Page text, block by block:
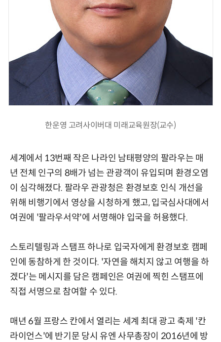
한운영 고려사이버대 미래교육원장(교수)
세계에서 13번째 작은 나라인 남태평양의 팔라우는 매
년 전체 인구의 8배가 넘는 관광객이 유입되며 환경오염
이 심각해졌다. 팔라우 관광청은 환경보호 인식 개선을
위해 비행기에서 영상을 시청하게 했고, 입국심사대에서
여권에 '팔라우서약'에 서명해야 입국을 허용했다.
스토리텔링과 스탬프 하나로 입국자에게 환경보호 캠페
인에 동참하게 한 것이다. '자연을 해치지 않고 여행을 하
겠다'는 메시지를 담은 캠페인은 여권에 찍힌 스탬프에
직접 서명으로 참여할 수 있다.
매년 6월 프랑스 칸에서 열리는 세계 최대 광고 축제 '칸
라이언스'에 반기문 당시 유엔 사무총장이 2016년에 방